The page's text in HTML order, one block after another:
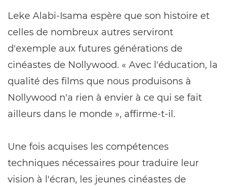
Leke Alabi-Isama espère que son histoire et
celles de nombreux autres serviront
d'exemple aux futures générations de
cinéastes de Nollywood. « Avec l'éducation, la
qualité des films que nous produisons à
Nollywood n'a rien à envier à ce qui se fait
ailleurs dans le monde », affirme-t-il.
Une fois acquises les compétences
techniques nécessaires pour traduire leur
vision à l'écran, les jeunes cinéastes de